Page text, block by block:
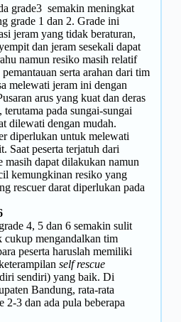
grade3 semakin meningkat
grade 1 dan 2. Grade ini
jeram yang tidak beraturan,
dan jeram sesekali dapat
namun resiko masih relatif
serta arahan dari tim
melewati jeram ini dengan
arus yang kuat dan deras
pada sungai-sungai
dilewati dengan mudah.
diperlukan untuk melewati
Saat peserta terjatuh dari
masih dapat dilakukan namun
kemungkinan resiko yang
rescuer darat diperlukan pada
4, 5 dan 6 semakin sulit
cukup mengandalkan tim
peserta haruslah memiliki
self rescue
sendiri) yang baik. Di
Bandung, rata-rata
2-3 dan ada pula beberapa